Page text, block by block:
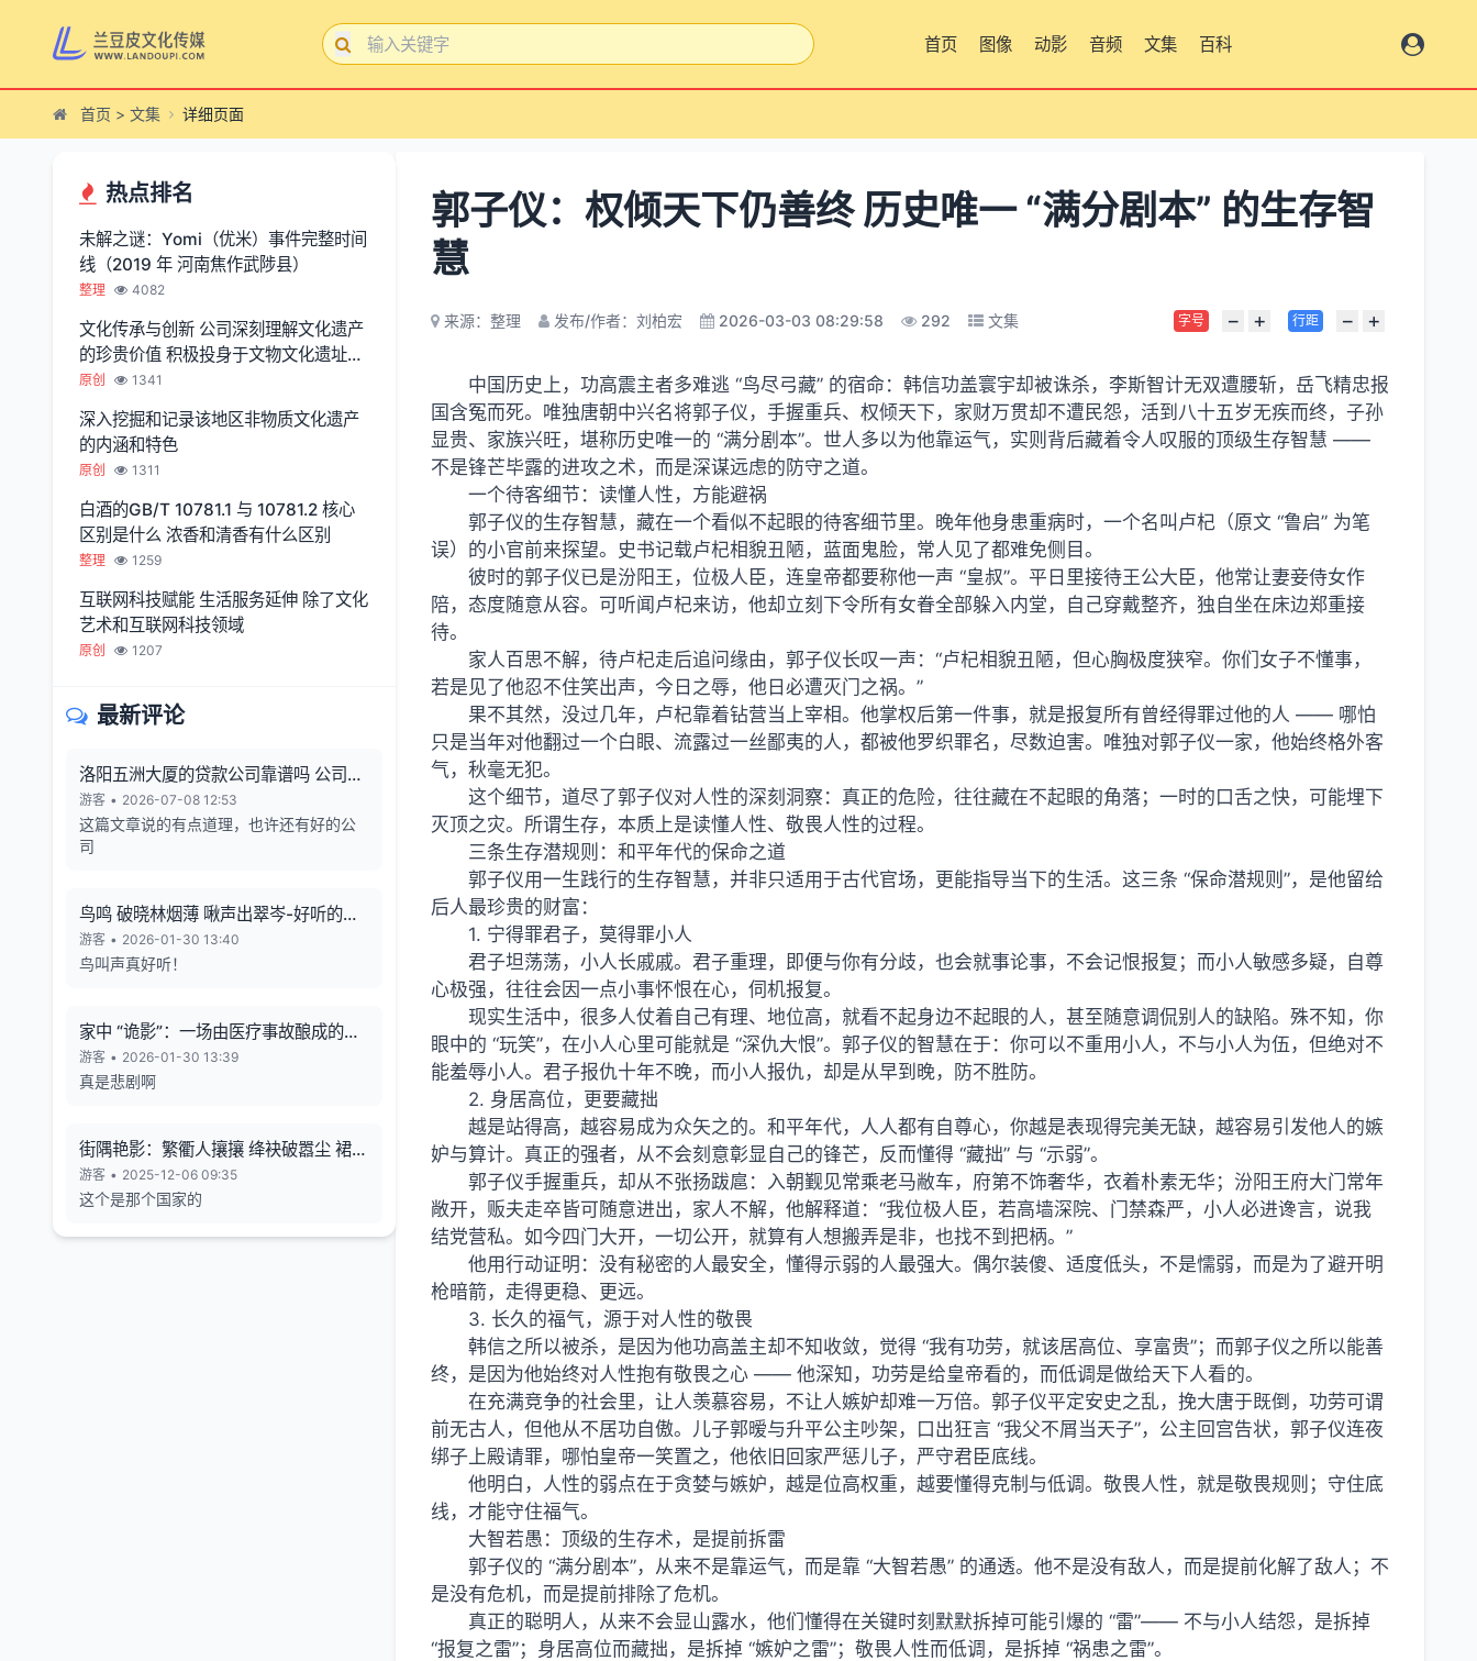
首页 图像 动影 音频 文集 百科
首页 > 文集 详细页面
热点排名
未解之谜：Yomi（优米）事件完整时间
线（2019 年 河南焦作武陟县）
整理 4082
文化传承与创新 公司深刻理解文化遗产
的珍贵价值 积极投身于文物文化遗址保
护服务
原创 1341
深入挖掘和记录该地区非物质文化遗产
的内涵和特色
原创 1311
白酒的GB/T 10781.1 与 10781.2 核心
区别是什么 浓香和清香有什么区别
整理 1259
互联网科技赋能 生活服务延伸 除了文化
艺术和互联网科技领域
原创 1207
最新评论
洛阳五洲大厦的贷款公司靠谱吗 公司利
润从哪来 有无风险
游客 • 2026-07-08 12:53
这篇文章说的有点道理，也许还有好的公
司
鸟鸣 破晓林烟薄 啾声出翠岑-好听的鸟
鸣声
游客 • 2026-01-30 13:40
鸟叫声真好听！
家中 “诡影”：一场由医疗事故酿成的悲
剧
游客 • 2026-01-30 13:39
真是悲剧啊
街隅艳影：繁衢人攘攘 绛袂破嚣尘 裙束
霞裁色
游客 • 2025-12-06 09:35
这个是那个国家的
郭子仪：权倾天下仍善终 历史唯一 “满分剧本” 的生存智
慧
来源：整理 发布/作者：刘柏宏 2026-03-03 08:29:58 292 文集 字号 − + 行距 − +
中国历史上，功高震主者多难逃 “鸟尽弓藏” 的宿命：韩信功盖寰宇却被诛杀，李斯智计无双遭腰斩，岳飞精忠报
国含冤而死。唯独唐朝中兴名将郭子仪，手握重兵、权倾天下，家财万贯却不遭民怨，活到八十五岁无疾而终，子孙
显贵、家族兴旺，堪称历史唯一的 “满分剧本”。世人多以为他靠运气，实则背后藏着令人叹服的顶级生存智慧 ——
不是锋芒毕露的进攻之术，而是深谋远虑的防守之道。
一个待客细节：读懂人性，方能避祸
郭子仪的生存智慧，藏在一个看似不起眼的待客细节里。晚年他身患重病时，一个名叫卢杞（原文 “鲁启” 为笔
误）的小官前来探望。史书记载卢杞相貌丑陋，蓝面鬼脸，常人见了都难免侧目。
彼时的郭子仪已是汾阳王，位极人臣，连皇帝都要称他一声 “皇叔”。平日里接待王公大臣，他常让妻妾侍女作
陪，态度随意从容。可听闻卢杞来访，他却立刻下令所有女眷全部躲入内堂，自己穿戴整齐，独自坐在床边郑重接
待。
家人百思不解，待卢杞走后追问缘由，郭子仪长叹一声：“卢杞相貌丑陋，但心胸极度狭窄。你们女子不懂事，
若是见了他忍不住笑出声，今日之辱，他日必遭灭门之祸。”
果不其然，没过几年，卢杞靠着钻营当上宰相。他掌权后第一件事，就是报复所有曾经得罪过他的人 —— 哪怕
只是当年对他翻过一个白眼、流露过一丝鄙夷的人，都被他罗织罪名，尽数迫害。唯独对郭子仪一家，他始终格外客
气，秋毫无犯。
这个细节，道尽了郭子仪对人性的深刻洞察：真正的危险，往往藏在不起眼的角落；一时的口舌之快，可能埋下
灭顶之灾。所谓生存，本质上是读懂人性、敬畏人性的过程。
三条生存潜规则：和平年代的保命之道
郭子仪用一生践行的生存智慧，并非只适用于古代官场，更能指导当下的生活。这三条 “保命潜规则”，是他留给
后人最珍贵的财富：
1. 宁得罪君子，莫得罪小人
君子坦荡荡，小人长戚戚。君子重理，即便与你有分歧，也会就事论事，不会记恨报复；而小人敏感多疑，自尊
心极强，往往会因一点小事怀恨在心，伺机报复。
现实生活中，很多人仗着自己有理、地位高，就看不起身边不起眼的人，甚至随意调侃别人的缺陷。殊不知，你
眼中的 “玩笑”，在小人心里可能就是 “深仇大恨”。郭子仪的智慧在于：你可以不重用小人，不与小人为伍，但绝对不
能羞辱小人。君子报仇十年不晚，而小人报仇，却是从早到晚，防不胜防。
2. 身居高位，更要藏拙
越是站得高，越容易成为众矢之的。和平年代，人人都有自尊心，你越是表现得完美无缺，越容易引发他人的嫉
妒与算计。真正的强者，从不会刻意彰显自己的锋芒，反而懂得 “藏拙” 与 “示弱”。
郭子仪手握重兵，却从不张扬跋扈：入朝觐见常乘老马敝车，府第不饰奢华，衣着朴素无华；汾阳王府大门常年
敞开，贩夫走卒皆可随意进出，家人不解，他解释道：“我位极人臣，若高墙深院、门禁森严，小人必进谗言，说我
结党营私。如今四门大开，一切公开，就算有人想搬弄是非，也找不到把柄。”
他用行动证明：没有秘密的人最安全，懂得示弱的人最强大。偶尔装傻、适度低头，不是懦弱，而是为了避开明
枪暗箭，走得更稳、更远。
3. 长久的福气，源于对人性的敬畏
韩信之所以被杀，是因为他功高盖主却不知收敛，觉得 “我有功劳，就该居高位、享富贵”；而郭子仪之所以能善
终，是因为他始终对人性抱有敬畏之心 —— 他深知，功劳是给皇帝看的，而低调是做给天下人看的。
在充满竞争的社会里，让人羡慕容易，不让人嫉妒却难一万倍。郭子仪平定安史之乱，挽大唐于既倒，功劳可谓
前无古人，但他从不居功自傲。儿子郭暧与升平公主吵架，口出狂言 “我父不屑当天子”，公主回宫告状，郭子仪连夜
绑子上殿请罪，哪怕皇帝一笑置之，他依旧回家严惩儿子，严守君臣底线。
他明白，人性的弱点在于贪婪与嫉妒，越是位高权重，越要懂得克制与低调。敬畏人性，就是敬畏规则；守住底
线，才能守住福气。
大智若愚：顶级的生存术，是提前拆雷
郭子仪的 “满分剧本”，从来不是靠运气，而是靠 “大智若愚” 的通透。他不是没有敌人，而是提前化解了敌人；不
是没有危机，而是提前排除了危机。
真正的聪明人，从来不会显山露水，他们懂得在关键时刻默默拆掉可能引爆的 “雷”—— 不与小人结怨，是拆掉
“报复之雷”；身居高位而藏拙，是拆掉 “嫉妒之雷”；敬畏人性而低调，是拆掉 “祸患之雷”。